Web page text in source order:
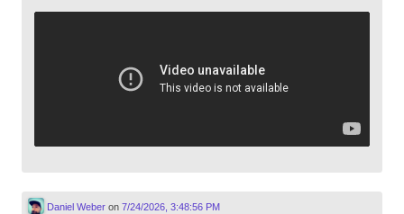
Daniel Weberon 7/24/2026, 3:48:56 PM